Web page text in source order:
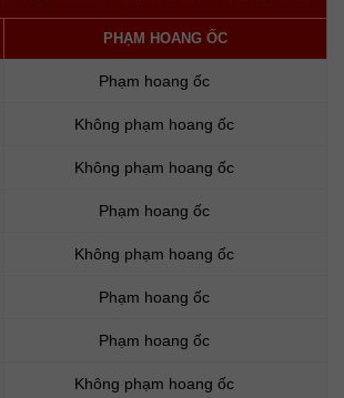
PHẠM HOANG ỐC
Phạm hoang ốc
Không phạm hoang ốc
Không phạm hoang ốc
Phạm hoang ốc
Không phạm hoang ốc
Phạm hoang ốc
Phạm hoang ốc
Không phạm hoang ốc